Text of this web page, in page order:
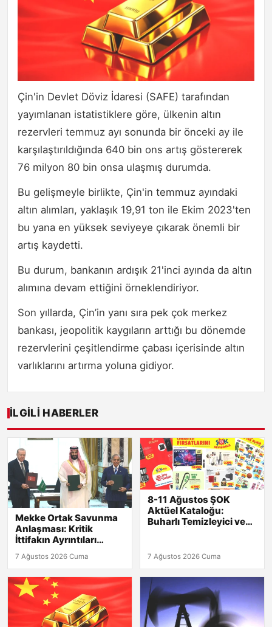
Çin'in Devlet Döviz İdaresi (SAFE) tarafından
yayımlanan istatistiklere göre, ülkenin altın
rezervleri temmuz ayı sonunda bir önceki ay ile
karşılaştırıldığında 640 bin ons artış göstererek
76 milyon 80 bin onsa ulaşmış durumda.
Bu gelişmeyle birlikte, Çin'in temmuz ayındaki
altın alımları, yaklaşık 19,91 ton ile Ekim 2023'ten
bu yana en yüksek seviyeye çıkarak önemli bir
artış kaydetti.
Bu durum, bankanın ardışık 21'inci ayında da altın
alımına devam ettiğini örneklendiriyor.
Son yıllarda, Çin’in yanı sıra pek çok merkez
bankası, jeopolitik kaygıların arttığı bu dönemde
rezervlerini çeşitlendirme çabası içerisinde altın
varlıklarını artırma yoluna gidiyor.
İLGILI HABERLER
Mekke Ortak Savunma
Anlaşması: Kritik
İttifakın Ayrıntıları
7 Ağustos 2026 Cuma
8-11 Ağustos ŞOK
Aktüel Kataloğu:
Buharlı Temizleyici ve
7 Ağustos 2026 Cuma